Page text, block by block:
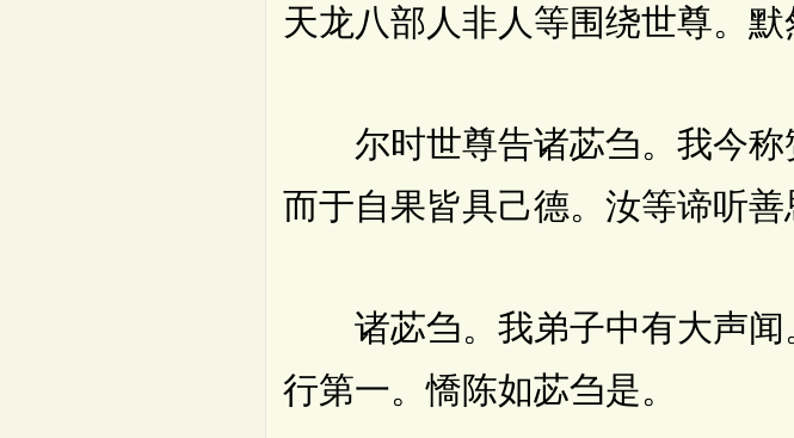
天龙八部人非人等围绕世尊。默
尔时世尊告诸苾刍。我今称
而于自果皆具己德。汝等谛听善
诸苾刍。我弟子中有大声闻
行第一。憍陈如苾刍是。